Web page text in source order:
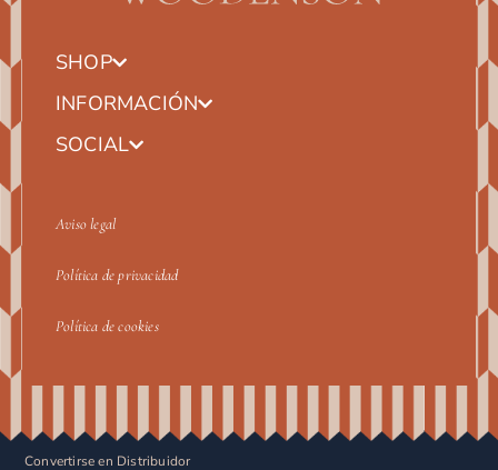
SHOP
INFORMACIÓN
SOCIAL
Aviso legal
Política de privacidad
Política de cookies
Convertirse en Distribuidor